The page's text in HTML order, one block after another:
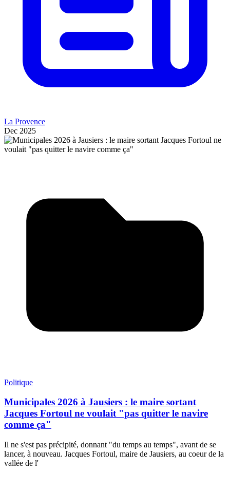
La Provence
Dec 2025
Politique
Municipales 2026 à Jausiers : le maire sortant
Jacques Fortoul ne voulait "pas quitter le navire
comme ça"
Il ne s'est pas précipité, donnant "du temps au temps", avant de se
lancer, à nouveau. Jacques Fortoul, maire de Jausiers, au coeur de la
vallée de l'